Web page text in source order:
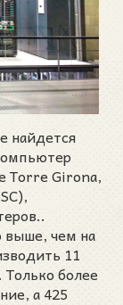
найдется
Torre Girona,
выше, чем на
11
более
а 425